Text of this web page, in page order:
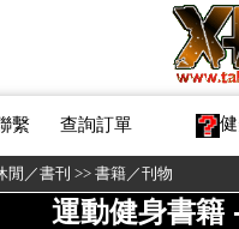
繫 查詢訂單
閒／書刊 >> 書籍／刊物
運動健身書籍